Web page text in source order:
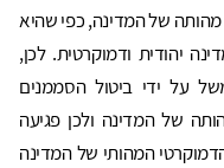
של המדינה, כפי שהיא
יהודית ודמוקרטית. לכן,
על ידי ביטול הסממנים
של המדינה ולכן פגיעה
המהותי של המדינה